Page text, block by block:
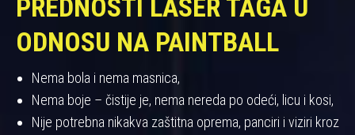
PREDNOSTI LASER TAGA U
ODNOSU NA PAINTBALL
Nema bola i nema masnica,
Nema boje – čistije je, nema nereda po odeći, licu i kosi,
Nije potrebna nikakva zaštitna oprema, panciri i viziri kroz